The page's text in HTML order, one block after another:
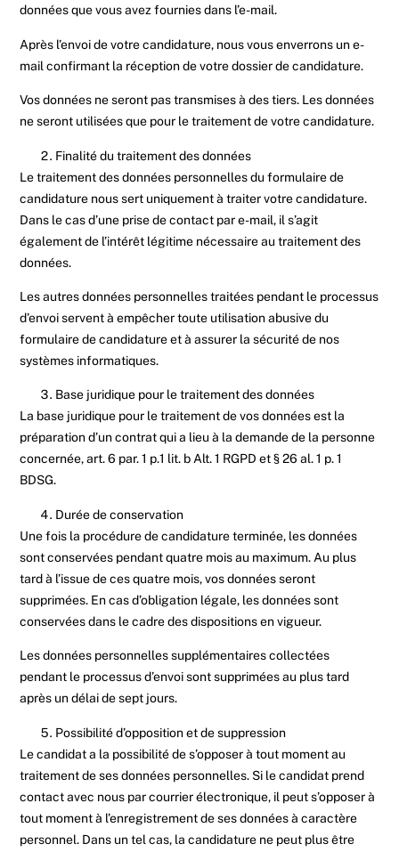
données que vous avez fournies dans l’e-mail.
Après l’envoi de votre candidature, nous vous enverrons un e-
mail confirmant la réception de votre dossier de candidature.
Vos données ne seront pas transmises à des tiers. Les données
ne seront utilisées que pour le traitement de votre candidature.
Finalité du traitement des données
Le traitement des données personnelles du formulaire de
candidature nous sert uniquement à traiter votre candidature.
Dans le cas d’une prise de contact par e-mail, il s’agit
également de l’intérêt légitime nécessaire au traitement des
données.
Les autres données personnelles traitées pendant le processus
d’envoi servent à empêcher toute utilisation abusive du
formulaire de candidature et à assurer la sécurité de nos
systèmes informatiques.
Base juridique pour le traitement des données
La base juridique pour le traitement de vos données est la
préparation d’un contrat qui a lieu à la demande de la personne
concernée, art. 6 par. 1 p.1 lit. b Alt. 1 RGPD et § 26 al. 1 p. 1
BDSG.
Durée de conservation
Une fois la procédure de candidature terminée, les données
sont conservées pendant quatre mois au maximum. Au plus
tard à l’issue de ces quatre mois, vos données seront
supprimées. En cas d’obligation légale, les données sont
conservées dans le cadre des dispositions en vigueur.
Les données personnelles supplémentaires collectées
pendant le processus d’envoi sont supprimées au plus tard
après un délai de sept jours.
Possibilité d’opposition et de suppression
Le candidat a la possibilité de s’opposer à tout moment au
traitement de ses données personnelles. Si le candidat prend
contact avec nous par courrier électronique, il peut s’opposer à
tout moment à l’enregistrement de ses données à caractère
personnel. Dans un tel cas, la candidature ne peut plus être